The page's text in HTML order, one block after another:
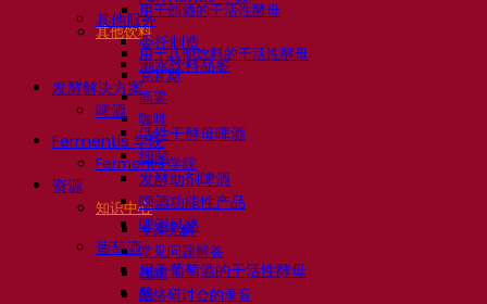
用于烈酒的干活性酵母
其他饮料
用于其他饮料的干活性酵母
克瓦斯
高粱
咖啡
Fermentis 学院
Fermentis 学院
资源
知识中心
专家见解
常见问题解答
视频
网络研讨会的录音
其他服务
委托制造
酒水饮料品鉴
发酵解决方案
啤酒
活性干酵母啤酒
细菌
发酵助剂啤酒
啤酒功能性产品
啤酒风格
葡萄酒
用于葡萄酒的干活性酵母
酶